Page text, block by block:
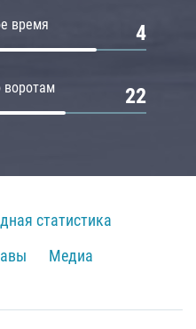
время 4
воротам 22
статистика
Медиа